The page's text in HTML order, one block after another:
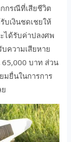
กรณีที่เสียชีวิต
บเงินชดเชยให้
ได้รับค่าปลงศพ
ความเสียหาย
65,000 บาท ส่วน
มยื่นในการการ